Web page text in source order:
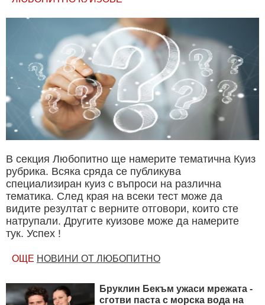
В секция Любопитно ще намерите тематична Куиз
рубрика. Всяка сряда се публикува
специализиран куиз с въпроси на различна
тематика. След края на всеки тест може да
видите резултат с верните отговори, които сте
натрупали. Другите куизове може да намерите
тук. Успех !
ОЩЕ НОВИНИ ОТ ЛЮБОПИТНО
Бруклин Бекъм ужаси мрежата -
сготви паста с морска вода на